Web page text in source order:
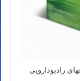
رادیودارویی